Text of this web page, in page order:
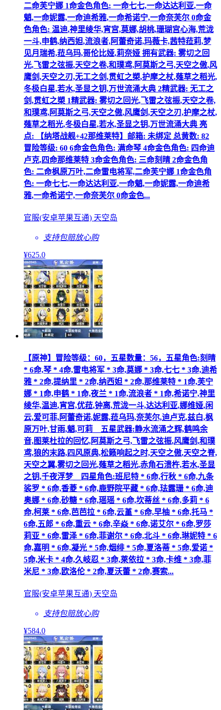
二命芙宁娜 1命金色角色: 一命七七,一命达达利亚,一命
魈,一命妮露,一命迪希雅,一命希诺宁,一命奈芙尔 0命金
色角色: 温迪,神里绫华,宵宫,莫娜,胡桃,珊瑚宫心海,荒泷
一斗,申鹤,纳西妲,流浪者,阿蕾奇诺,玛薇卡,茜特菈莉,梦
见月瑞希,菈乌玛,哥伦比娅,莉奈娅 拥有武器: 雾切之回
光,飞雷之弦振,天空之卷,和璞鸢,阿莫斯之弓,天空之傲,风
鹰剑,天空之刃,无工之剑,贯虹之槊,护摩之杖,薙草之稻光,
冬极白星,若水,圣显之钥,万世流涌大典 2精武器: 无工之
剑,贯虹之槊 1精武器: 雾切之回光,飞雷之弦振,天空之卷,
和璞鸢,阿莫斯之弓,天空之傲,风鹰剑,天空之刃,护摩之杖,
薙草之稻光,冬极白星,若水,圣显之钥,万世流涌大典 亮
点: 【纳塔战舰+42那维莱特】邮箱: 未绑定 总黄数: 82
冒险等级: 60 6命金色角色: 满命琴 4命金色角色: 四命迪
卢克,四命那维莱特 3命金色角色: 三命刻晴 2命金色角
色: 二命枫原万叶,二命雷电将军,二命芙宁娜 1命金色角
色: 一命七七,一命达达利亚,一命魈,一命妮露,一命迪希
雅,一命希诺宁,一命奈芙尔 0命金色...
官服(安卓苹果互通) 天空岛
支持包赔放心购
¥625.0
【原神】冒险等级：60，五星数量：56，五星角色:刻晴
* 6命,琴 * 4命,雷电将军 * 3命,莫娜 * 3命,七七 * 3命,迪希
雅 * 2命,提纳里 * 2命,纳西妲 * 2命,那维莱特 * 1命,芙宁
娜 * 1命,申鹤 * 1命,夜兰 * 1命,流浪者 * 1命,希诺宁,神里
绫华,温迪,宵宫,优菈,钟离,荒泷一斗,达达利亚,娜维娅,闲
云,爱可菲,阿蕾奇诺,妮露,菈乌玛,奈芙尔,迪卢克,兹白,枫
原万叶,甘雨,魈,可莉__五星武器:静水流涌之辉,鹤鸣余
音,图莱杜拉的回忆,阿莫斯之弓,飞雷之弦振,风鹰剑,和璞
鸢,狼的末路,四风原典,松籁响起之时,天空之傲,天空之脊,
天空之翼,雾切之回光,薙草之稻光,赤角石溃杵,若水,圣显
之钥,千夜浮梦__四星角色:班尼特 * 6命,行秋 * 6命,九条
裟罗 * 6命,香菱 * 6命,鹿野院平藏 * 6命,珐露珊 * 6命,迪
奥娜 * 6命,砂糖 * 6命,瑶瑶 * 6命,坎蒂丝 * 6命,多莉 * 6
命,柯莱 * 6命,芭芭拉 * 6命,云堇 * 6命,早柚 * 6命,托马 *
6命,五郎 * 6命,重云 * 6命,辛焱 * 6命,诺艾尔 * 6命,罗莎
莉亚 * 6命,雷泽 * 6命,菲谢尔 * 6命,北斗 * 6命,琳妮特 * 6
命,嘉明 * 6命,凝光 * 5命,烟绯 * 5命,夏洛蒂 * 5命,爱诺 *
5命,米卡 * 4命,久岐忍 * 3命,莱依拉 * 3命,卡维 * 3命,菲
米尼 * 3命,欧洛伦 * 2命,夏沃蕾 * 2命,赛索...
官服(安卓苹果互通) 天空岛
支持包赔放心购
¥584.0